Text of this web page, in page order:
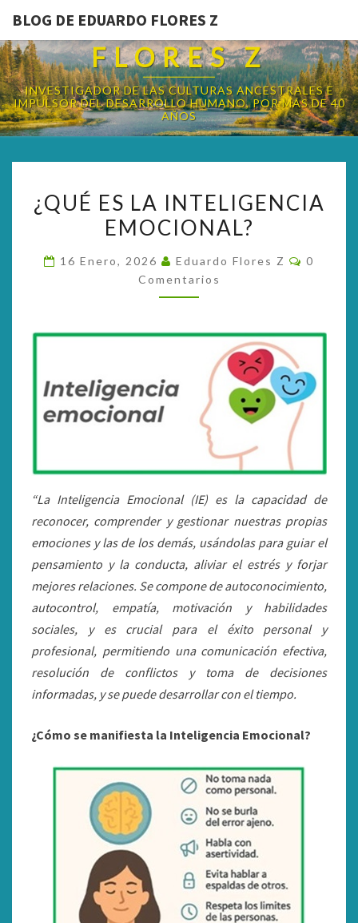
BLOG DE EDUARDO FLORES Z
BLOG DE EDUARDO
FLORES Z
INVESTIGADOR DE LAS CULTURAS ANCESTRALES E
IMPULSOR DEL DESARROLLO HUMANO, POR MÁS DE 40
AÑOS
ES
LA
¿QUÉ ES LA INTELIGENCIA
EMOCIONAL?
16 Enero, 2026 Eduardo Flores Z
0
Comentarios
“La Inteligencia Emocional (IE) es la capacidad de
reconocer, comprender y gestionar nuestras propias
emociones y las de los demás, usándolas para guiar el
pensamiento y la conducta, aliviar el estrés y forjar
mejores relaciones. Se compone de autoconocimiento,
autocontrol, empatía, motivación y habilidades
sociales, y es crucial para el éxito personal y
profesional, permitiendo una comunicación efectiva,
resolución de conflictos y toma de decisiones
informadas, y se puede desarrollar con el tiempo.
¿Cómo se manifiesta la Inteligencia Emocional?